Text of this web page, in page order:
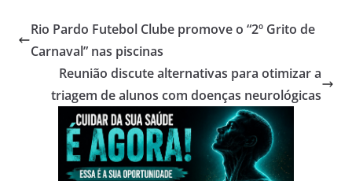
Rio Pardo Futebol Clube promove o “2º Grito de
Carnaval” nas piscinas
Reunião discute alternativas para otimizar a
triagem de alunos com doenças neurológicas